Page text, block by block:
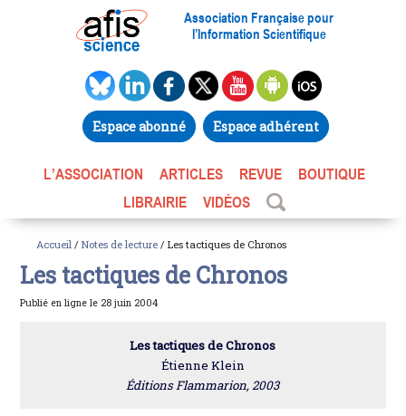
Association Française pour
l’Information Scientifique
Espace abonné Espace adhérent
L’ASSOCIATION ARTICLES REVUE
BOUTIQUE
LIBRAIRIE
VIDÉOS
Accueil / Notes de lecture / Les tactiques de Chronos
Les tactiques de Chronos
Publié en ligne le 28 juin 2004
Les tactiques de Chronos
Étienne Klein
Éditions Flammarion, 2003